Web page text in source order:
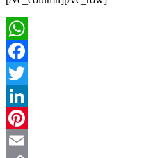
WhatsApp
Facebook
Twitter
LinkedIn
Pinterest